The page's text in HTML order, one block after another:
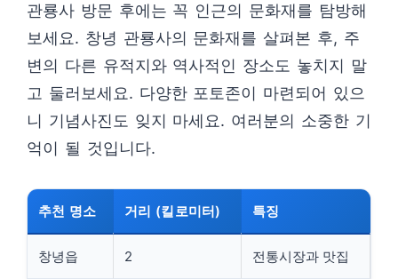
관룡사 방문 후에는 꼭 인근의 문화재를 탐방해
보세요. 창녕 관룡사의 문화재를 살펴본 후, 주
변의 다른 유적지와 역사적인 장소도 놓치지 말
고 둘러보세요. 다양한 포토존이 마련되어 있으
니 기념사진도 잊지 마세요. 여러분의 소중한 기
억이 될 것입니다.
추천 명소 거리 (킬로미터) 특징
창녕읍 2 전통시장과 맛집